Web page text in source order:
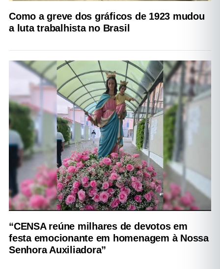
Como a greve dos gráficos de 1923 mudou
a luta trabalhista no Brasil
“CENSA reúne milhares de devotos em
festa emocionante em homenagem à Nossa
Senhora Auxiliadora”